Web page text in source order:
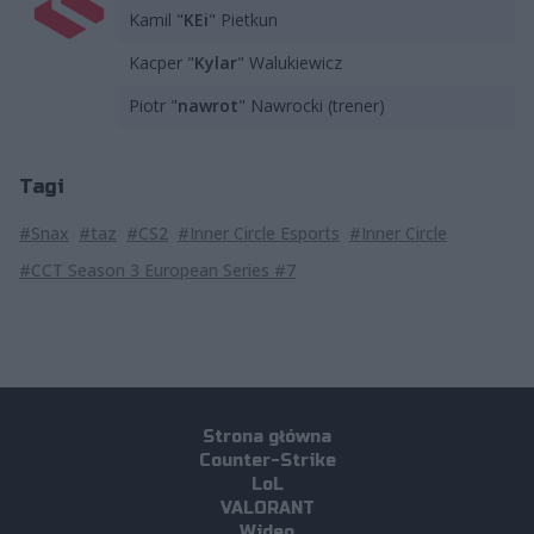
Kamil "KEi" Pietkun
Kacper "Kylar" Walukiewicz
Piotr "nawrot" Nawrocki (trener)
Tagi
#Snax #taz #CS2 #Inner Circle Esports #Inner Circle
#CCT Season 3 European Series #7
Strona główna
Counter-Strike
LoL
VALORANT